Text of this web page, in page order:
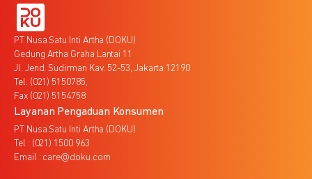
PT Nusa Satu Inti Artha (DOKU)
Gedung Artha Graha Lantai 11
Jl. Jend. Sudirman Kav. 52-53, Jakarta 12190
Tel. (021) 5150785,
Fax (021) 5154758
Layanan Pengaduan Konsumen
PT Nusa Satu Inti Artha (DOKU)
Tel : (021) 1500 963
Email : care@doku.com